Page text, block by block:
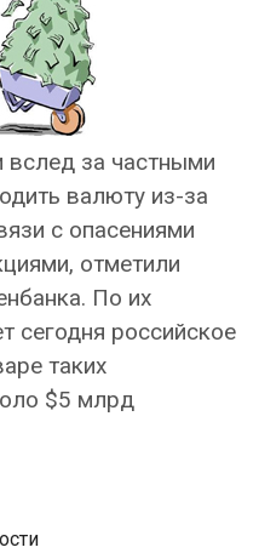
вслед за частными
валюту из-за
с опасениями
отметили
По их
сегодня российское
таких
$5 млрд